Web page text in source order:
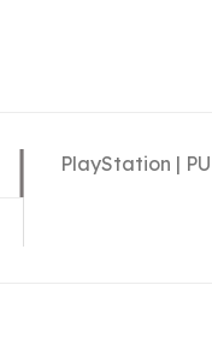
PlayStation |